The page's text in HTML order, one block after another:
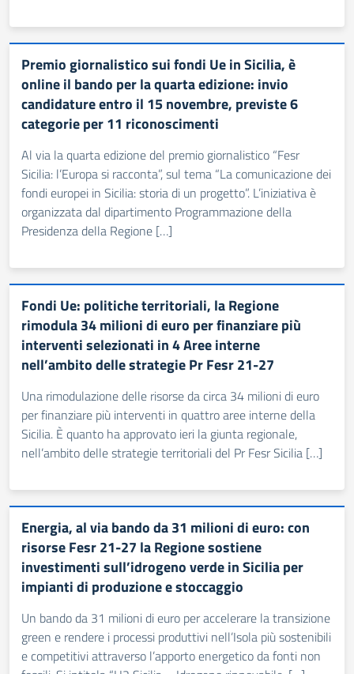
Premio giornalistico sui fondi Ue in Sicilia, è
online il bando per la quarta edizione: invio
candidature entro il 15 novembre, previste 6
categorie per 11 riconoscimenti
Al via la quarta edizione del premio giornalistico “Fesr
Sicilia: l’Europa si racconta”, sul tema “La comunicazione dei
fondi europei in Sicilia: storia di un progetto”. L’iniziativa è
organizzata dal dipartimento Programmazione della
Presidenza della Regione […]
Fondi Ue: politiche territoriali, la Regione
rimodula 34 milioni di euro per finanziare più
interventi selezionati in 4 Aree interne
nell’ambito delle strategie Pr Fesr 21-27
Una rimodulazione delle risorse da circa 34 milioni di euro
per finanziare più interventi in quattro aree interne della
Sicilia. È quanto ha approvato ieri la giunta regionale,
nell’ambito delle strategie territoriali del Pr Fesr Sicilia […]
Energia, al via bando da 31 milioni di euro: con
risorse Fesr 21-27 la Regione sostiene
investimenti sull’idrogeno verde in Sicilia per
impianti di produzione e stoccaggio
Un bando da 31 milioni di euro per accelerare la transizione
green e rendere i processi produttivi nell’Isola più sostenibili
e competitivi attraverso l’apporto energetico da fonti non